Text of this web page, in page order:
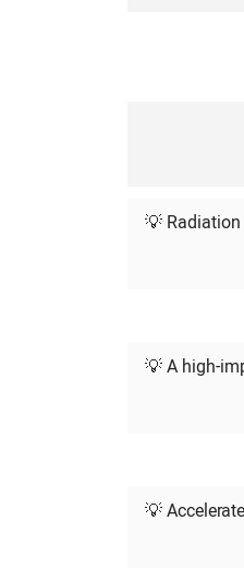
💡
💡 A high-
💡